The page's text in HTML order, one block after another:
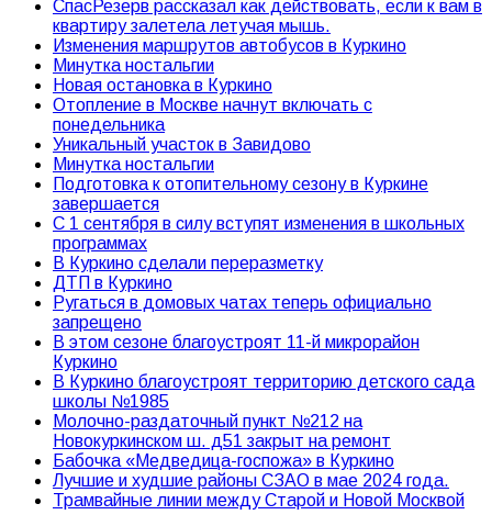
СпасРезерв рассказал как действовать, если к вам в
квартиру залетела летучая мышь.
Изменения маршрутов автобусов в Куркино
Минутка ностальгии
Новая остановка в Куркино
Отопление в Москве начнут включать с
понедельника
Уникальный участок в Завидово
Минутка ностальгии
Подготовка к отопительному сезону в Куркине
завершается
С 1 сентября в силу вступят изменения в школьных
программах
В Куркино сделали переразметку
ДТП в Куркино
Ругаться в домовых чатах теперь официально
запрещено
В этом сезоне благоустроят 11-й микрорайон
Куркино
В Куркино благоустроят территорию детского сада
школы №1985
Молочно-раздаточный пункт №212 на
Новокуркинском ш. д51 закрыт на ремонт
Бабочка «Медведица-госпожа» в Куркино
Лучшие и худшие районы СЗАО в мае 2024 года.
Трамвайные линии между Старой и Новой Москвой